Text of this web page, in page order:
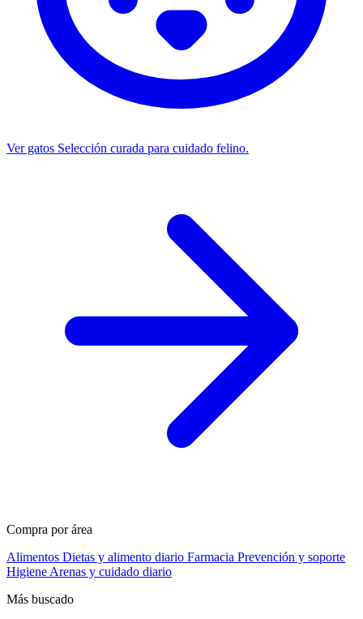
Ver gatos Selección curada para cuidado felino.
Compra por área
Alimentos Dietas y alimento diario Farmacia Prevención y soporte
Higiene Arenas y cuidado diario
Más buscado